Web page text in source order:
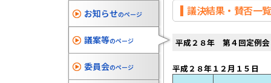
お知らせのページ
議案等のページ
委員会のページ
議決結果・賛否一覧
平成２８年 第４回定例会
平成２８年１２